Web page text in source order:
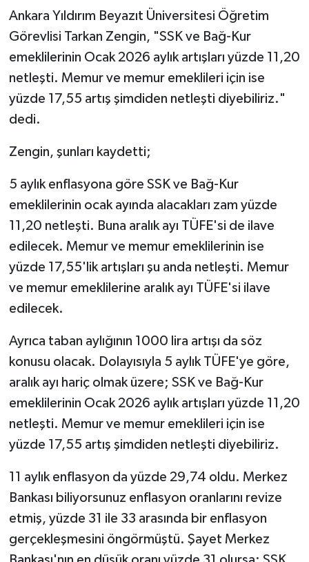
Ankara Yıldırım Beyazıt Üniversitesi Öğretim
Görevlisi Tarkan Zengin, "SSK ve Bağ-Kur
emeklilerinin Ocak 2026 aylık artışları yüzde 11,20
netleşti. Memur ve memur emeklileri için ise
yüzde 17,55 artış şimdiden netleşti diyebiliriz."
dedi.
Zengin, şunları kaydetti;
5 aylık enflasyona göre SSK ve Bağ-Kur
emeklilerinin ocak ayında alacakları zam yüzde
11,20 netleşti. Buna aralık ayı TÜFE'si de ilave
edilecek. Memur ve memur emeklilerinin ise
yüzde 17,55'lik artışları şu anda netleşti. Memur
ve memur emeklilerine aralık ayı TÜFE'si ilave
edilecek.
Ayrıca taban aylığının 1000 lira artışı da söz
konusu olacak. Dolayısıyla 5 aylık TÜFE'ye göre,
aralık ayı hariç olmak üzere; SSK ve Bağ-Kur
emeklilerinin Ocak 2026 aylık artışları yüzde 11,20
netleşti. Memur ve memur emeklileri için ise
yüzde 17,55 artış şimdiden netleşti diyebiliriz.
11 aylık enflasyon da yüzde 29,74 oldu. Merkez
Bankası biliyorsunuz enflasyon oranlarını revize
etmiş, yüzde 31 ile 33 arasında bir enflasyon
gerçekleşmesini öngörmüştü. Şayet Merkez